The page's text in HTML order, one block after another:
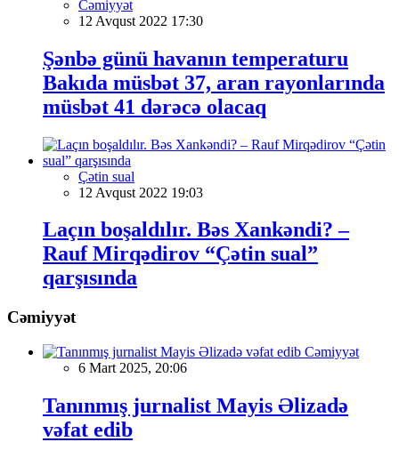
Cəmiyyət
12 Avqust 2022 17:30
Şənbə günü havanın temperaturu
Bakıda müsbət 37, aran rayonlarında
müsbət 41 dərəcə olacaq
Çətin sual
12 Avqust 2022 19:03
Laçın boşaldılır. Bəs Xankəndi? –
Rauf Mirqədirov “Çətin sual”
qarşısında
Cəmiyyət
Cəmiyyət
6 Mart 2025, 20:06
Tanınmış jurnalist Mayis Əlizadə
vəfat edib